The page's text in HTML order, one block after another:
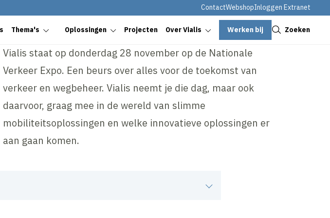
ContactWebshopInloggen Extranet
Thema's Oplossingen Projecten Over Vialis Werken bij Zoeken
Vialis staat op donderdag 28 november op de Nationale
Verkeer Expo. Een beurs over alles voor de toekomst van
verkeer en wegbeheer. Vialis neemt je die dag, maar ook
daarvoor, graag mee in de wereld van slimme
mobiliteitsoplossingen en welke innovatieve oplossingen er
aan gaan komen.
Sluiten